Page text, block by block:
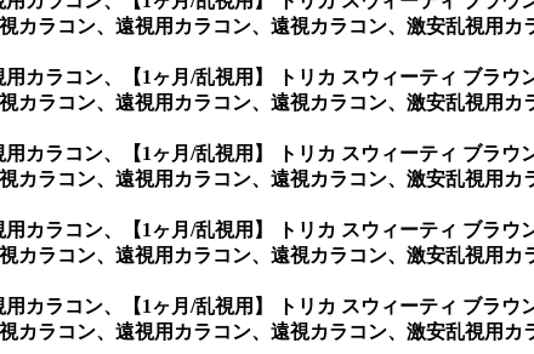
カラコン、遠視用カラコン、遠視カラコン、激安乱視用
カラコン、
【1ヶ月/乱視用】 トリカ スウィーティ ブラ
カラコン、遠視用カラコン、遠視カラコン、激安乱視用
カラコン、
【1ヶ月/乱視用】 トリカ スウィーティ ブラ
カラコン、遠視用カラコン、遠視カラコン、激安乱視用
カラコン、
【1ヶ月/乱視用】 トリカ スウィーティ ブラ
カラコン、遠視用カラコン、遠視カラコン、激安乱視用
カラコン、
【1ヶ月/乱視用】 トリカ スウィーティ ブラ
カラコン、遠視用カラコン、遠視カラコン、激安乱視用